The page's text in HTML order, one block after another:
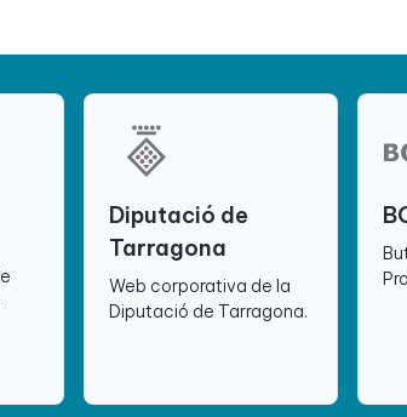
Diputació de
Tarragona
Web corporativa de la
Diputació de Tarragona.